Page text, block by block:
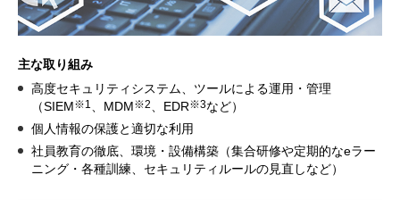
主な取り組み
高度セキュリティシステム、ツールによる運用・管理
（SIEM※1 、MDM※2、EDR※3など）
個人情報の保護と適切な利用
社員教育の徹底、環境・設備構築（集合研修や定期的なeラー
ニング・各種訓練、セキュリティルールの見直しなど）